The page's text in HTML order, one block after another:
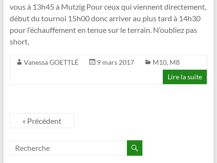
vous à 13h45 à Mutzig Pour ceux qui viennent directement,
début du tournoi 15h00 donc arriver au plus tard à 14h30
pour l’échauffement en tenue sur le terrain. N’oubliez pas
short,
Vanessa GOETTLÉ 9 mars 2017 M10, M8
Lire la suite
« Précédent